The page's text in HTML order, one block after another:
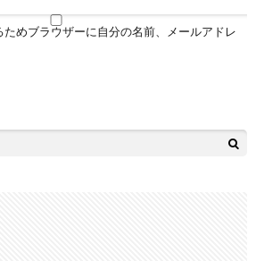
めブラウザーに自分の名前、メールアドレ